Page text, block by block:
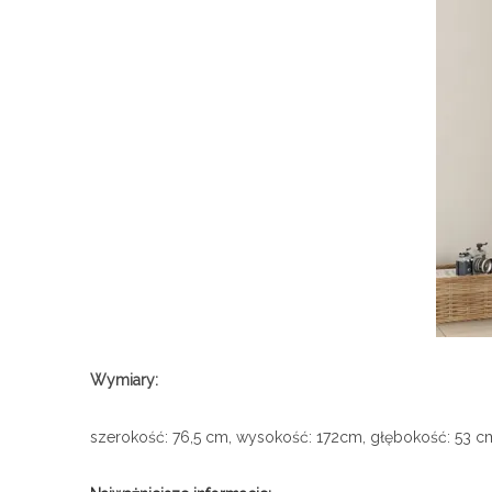
Wymiary:
szerokość: 76,5 cm, wysokość: 172cm, głębokość: 53